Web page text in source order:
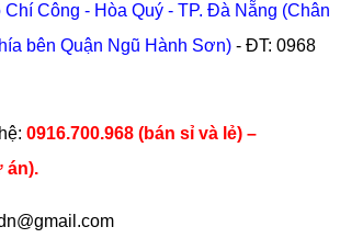
Chí Công - Hòa Quý - TP. Đà Nẵng (Chân
bên Quận Ngũ Hành Sơn) - ĐT: 0968
0916.700.968 (bán sỉ và lẻ) –
án).